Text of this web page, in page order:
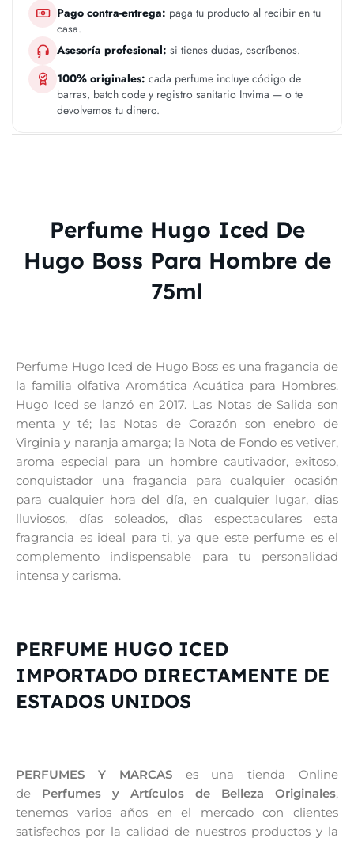
Pago contra-entrega: paga tu producto al recibir en tu
casa.
Asesoría profesional: si tienes dudas, escríbenos.
100% originales: cada perfume incluye código de
barras, batch code y registro sanitario Invima — o te
devolvemos tu dinero.
Perfume Hugo Iced De
Hugo Boss Para Hombre de
75ml
Perfume Hugo Iced de Hugo Boss es una fragancia de
la familia olfativa Aromática Acuática para Hombres.
Hugo Iced se lanzó en 2017. Las Notas de Salida son
menta y té; las Notas de Corazón son enebro de
Virginia y naranja amarga; la Nota de Fondo es vetiver,
aroma especial para un hombre cautivador, exitoso,
conquistador una fragancia para cualquier ocasión
para cualquier hora del día, en cualquier lugar, dias
lluviosos, días soleados, dìas espectaculares esta
fragrancia es ideal para ti, ya que este perfume es el
complemento indispensable para tu personalidad
intensa y carisma.
PERFUME HUGO ICED
IMPORTADO DIRECTAMENTE DE
ESTADOS UNIDOS
PERFUMES Y MARCASes una tienda Online
de Perfumes y Artículos de Belleza Originales,
tenemos varios años en el mercado con clientes
satisfechos por la calidad de nuestros productos y la